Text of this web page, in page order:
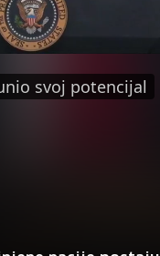
svoj potencijal